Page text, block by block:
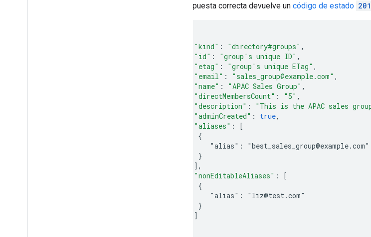
Una respuesta correcta devuelve un código de estado 201
"kind" : "directory#groups" ,
"id" : "group's unique ID" ,
"etag" : "group's unique ETag" ,
"email" : "sales_group@example.com" ,
"name" : "APAC Sales Group" ,
"directMembersCount" : "5" ,
"description" : "This is the APAC sales
"adminCreated" : true,
"aliases" :
[
     {
        "alias": "best_sales_group@example.com"
     }
] ,
"nonEditableAliases" :
[
     {
        "alias": "liz@test.com"
     }
]